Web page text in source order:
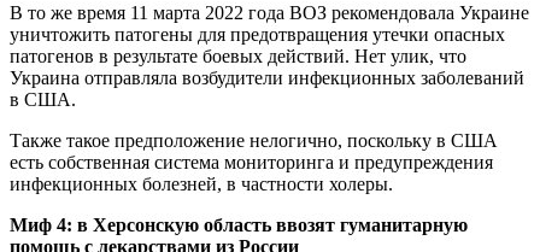
В то же время 11 марта 2022 года ВОЗ рекомендовала Украине
уничтожить патогены для предотвращения утечки опасных
патогенов в результате боевых действий. Нет улик, что
Украина отправляла возбудители инфекционных заболеваний
в США.
Также такое предположение нелогично, поскольку в США
есть собственная система мониторинга и предупреждения
инфекционных болезней, в частности холеры.
Миф 4: в Херсонскую область ввозят гуманитарную
помощь с лекарствами из России